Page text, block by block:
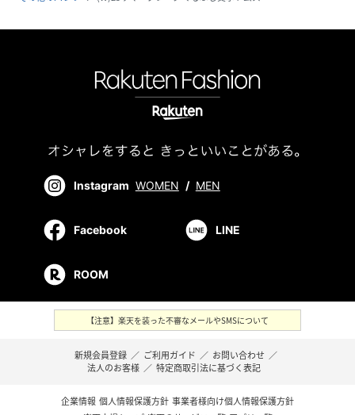
Instagram WOMEN / MEN
Facebook LINE
ROOM
【注意】楽天を装った不審なメールやSMSについて
新規会員登録 ／ ご利用ガイド ／ お問い合わせ ／
法人のお客様 ／ 特定商取引法に基づく表記
企業情報 個人情報保護方針 事業者様向け個人情報保護方針